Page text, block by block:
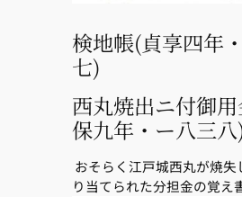
検地帳(貞享四年
七)
西丸焼出ニ付御
保九年・ー八三
おそらく江戸城西丸が焼失
り当てられた分担金の覚え